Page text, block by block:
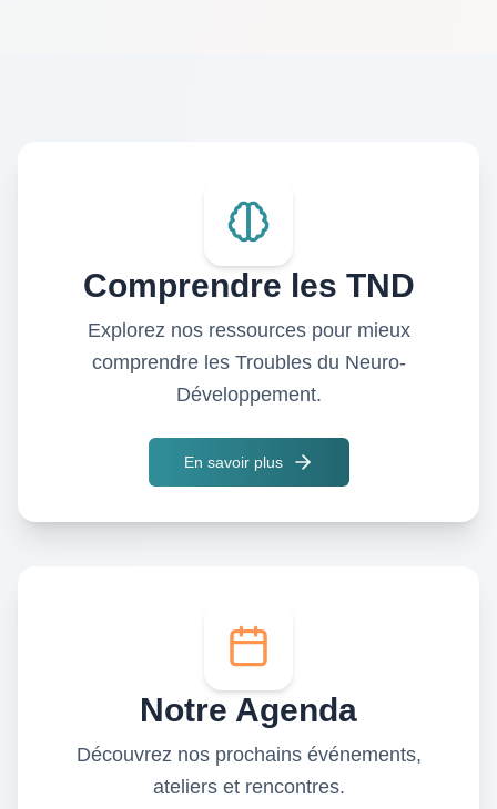
Comprendre les TND
Explorez nos ressources pour mieux
comprendre les Troubles du Neuro-
Développement.
En savoir plus
Notre Agenda
Découvrez nos prochains événements,
ateliers et rencontres.